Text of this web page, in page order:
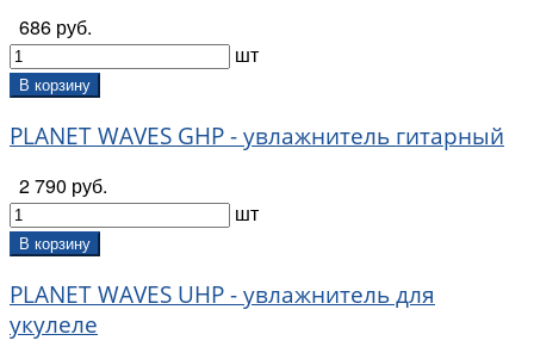
686 руб.
шт
В корзину
PLANET WAVES GHP - увлажнитель гитарный
2 790 руб.
шт
В корзину
PLANET WAVES UHP - увлажнитель для
укулеле